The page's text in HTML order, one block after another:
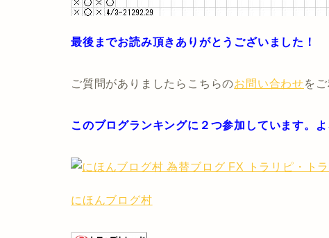
最後までお読み頂きありがとうございました！
ご質問がありましたらこちらのお問い合わせを
このブログランキングに２つ参加しています。
にほんブログ村